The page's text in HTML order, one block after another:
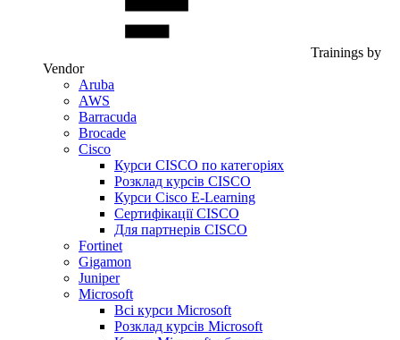
Trainings by
Vendor
Aruba
AWS
Barracuda
Brocade
Cisco
Курси CISCO по категоріях
Розклад курсів CISCO
Курси Cisco E-Learning
Сертифікації CISCO
Для партнерів CISCO
Fortinet
Gigamon
Juniper
Microsoft
Всі курси Microsoft
Розклад курсів Microsoft